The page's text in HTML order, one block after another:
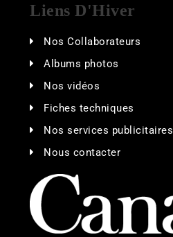
Liens D'Hiver
Nos Collaborateurs
Albums photos
Nos vidéos
Fiches techniques
Nos services publicitaires
Nous contacter